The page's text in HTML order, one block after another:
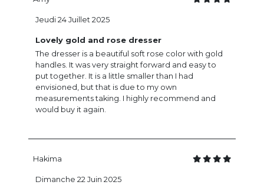
Lovely gold and rose dresser
The dresser is a beautiful soft rose color with gold
handles. It was very straight forward and easy to
put together. It is a little smaller than I had
envisioned, but that is due to my own
measurements taking. I highly recommend and
would buy it again.
Jeudi 24 Juillet 2025
Hakima
Dimanche 22 Juin 2025